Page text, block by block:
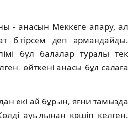
- анасын Меккеге апару, ал
бітірсем деп армандайды.
бұл балалар туралы тек
өйткені анасы бұл салаға
екі ай бұрын, яғни тамызда
ауылынан көшіп келген.